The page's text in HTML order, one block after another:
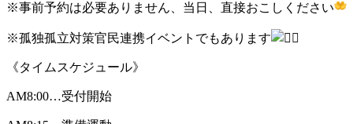
※事前予約は必要ありません、当日、直接おこしください
※孤独孤立対策官民連携イベントでもあります
《タイムスケジュール》
AM8:00…受付開始